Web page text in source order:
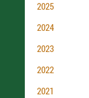
2025
2024
2023
2022
2021